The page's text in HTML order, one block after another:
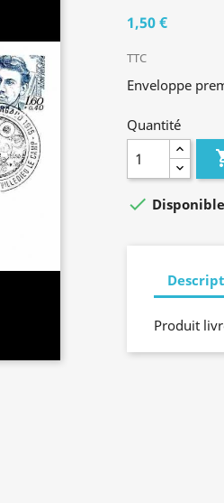
1,50 €
TTC
Enveloppe
Quantité
 Disponible
Produit